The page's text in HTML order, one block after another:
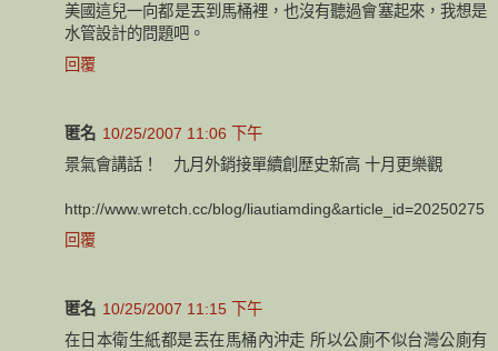
美國這兒一向都是丟到馬桶裡，也沒有聽過會塞起來，我想是
水管設計的問題吧。
回覆
匿名 10/25/2007 11:06 下午
景氣會講話！ 九月外銷接單續創歷史新高 十月更樂觀
http://www.wretch.cc/blog/liautiamding&article_id=20250275
回覆
匿名 10/25/2007 11:15 下午
在日本衛生紙都是丟在馬桶內沖走 所以公廁不似台灣公廁有